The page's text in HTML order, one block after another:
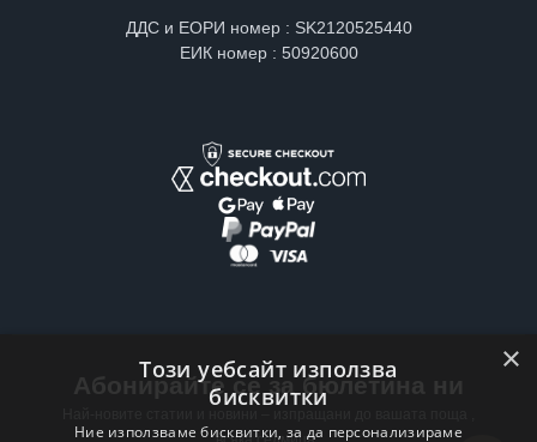
ДДС и ЕОРИ номер : SK2120525440
ЕИК номер : 50920600
Абонирайте се за бюлетина ни
×
Този уебсайт използва
бисквитки
Ние използваме бисквитки, за да персонализираме